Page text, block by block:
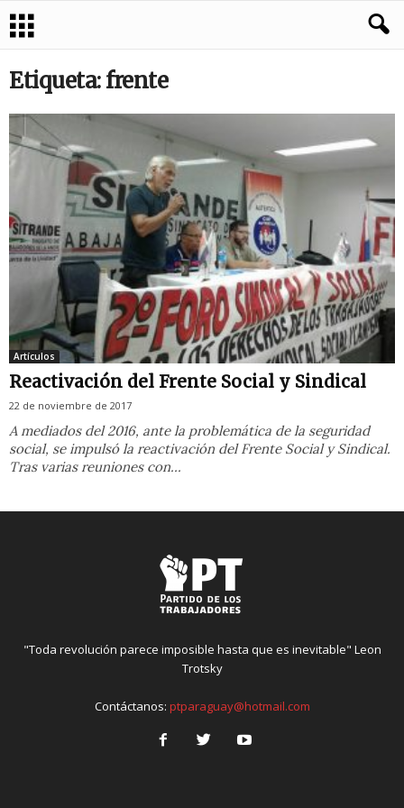
Etiqueta: frente
Artículos
Reactivación del Frente Social y Sindical
22 de noviembre de 2017
A mediados del 2016, ante la problemática de la seguridad
social, se impulsó la reactivación del Frente Social y Sindical.
Tras varias reuniones con...
"Toda revolución parece imposible hasta que es inevitable" Leon
Trotsky
Contáctanos: ptparaguay@hotmail.com